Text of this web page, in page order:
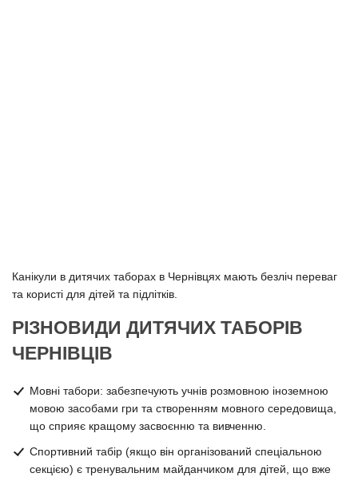
Канікули в дитячих таборах в Чернівцях мають безліч переваг
та користі для дітей та підлітків.
РІЗНОВИДИ ДИТЯЧИХ ТАБОРІВ
ЧЕРНІВЦІВ
Мовні табори: забезпечують учнів розмовною іноземною
мовою засобами гри та створенням мовного середовища,
що сприяє кращому засвоєнню та вивченню.
Спортивний табір (якщо він організований спеціальною
секцією) є тренувальним майданчиком для дітей, що вже